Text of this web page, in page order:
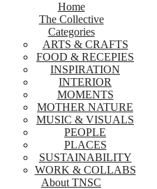
Home
The Collective
Categories
ARTS & CRAFTS
FOOD & RECEPIES
INSPIRATION
INTERIOR
MOMENTS
MOTHER NATURE
MUSIC & VISUALS
PEOPLE
PLACES
SUSTAINABILITY
WORK & COLLABS
About TNSC